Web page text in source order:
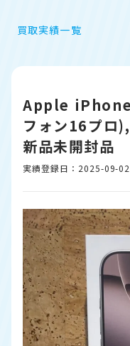
買取実績一覧
Apple
フォン16プロ
新品未開封品
実績登録日：2025-09-02